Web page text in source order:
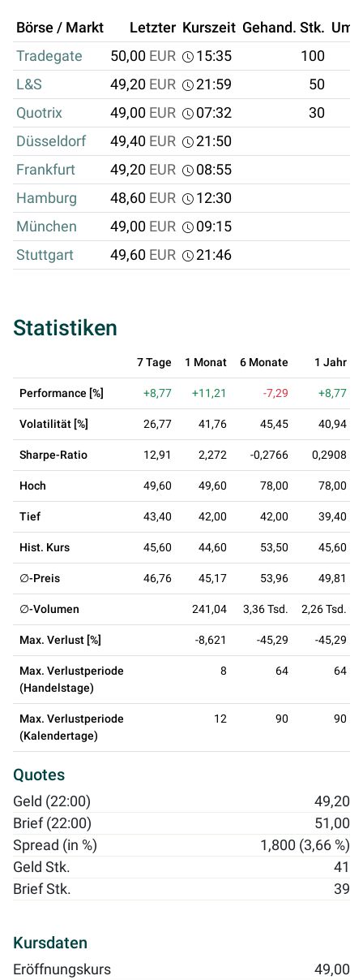
Börse / Markt Letzter Kurszeit Gehand. Stk.
Tradegate
50,00 EUR 15:35 100
L&S
49,20 EUR 21:59 50
Quotrix
49,00 EUR 07:32 30
Düsseldorf
49,40 EUR
21:50
Frankfurt
49,20 EUR
08:55
Hamburg
48,60 EUR
12:30
München
49,00 EUR
09:15
Stuttgart
49,60 EUR 21:46
Statistiken
7 Tage 1 Monat 6 Monate 1 Jahr
Performance [%] +8,77 +11,21 -7,29 +8,77
Volatilität [%] 26,77 41,76 45,45 40,94
Sharpe-Ratio 12,91 2,272 -0,2766 0,2908
Hoch 49,60 49,60 78,00 78,00
Tief 43,40 42,00 42,00 39,40
Hist. Kurs 45,60 44,60 53,50 45,60
∅-Preis 46,76 45,17 53,96 49,81
∅-Volumen 241,04 3,36 Tsd. 2,26 Tsd.
Max. Verlust [%] -8,621 -45,29 -45,29
Max. Verlustperiode
(Handelstage)
8 64 64
Max. Verlustperiode
(Kalendertage)
12 90 90
Quotes
Geld (22:00)
49,20
Brief (22:00)
51,00
Spread (in %)
1,800 (3,66 %)
Geld Stk.
41
Brief Stk.
39
Kursdaten
Eröffnungskurs
49,00